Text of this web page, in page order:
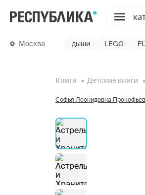
Москва дыши LEGO
Книги Детские книги
Софья Леонидовна